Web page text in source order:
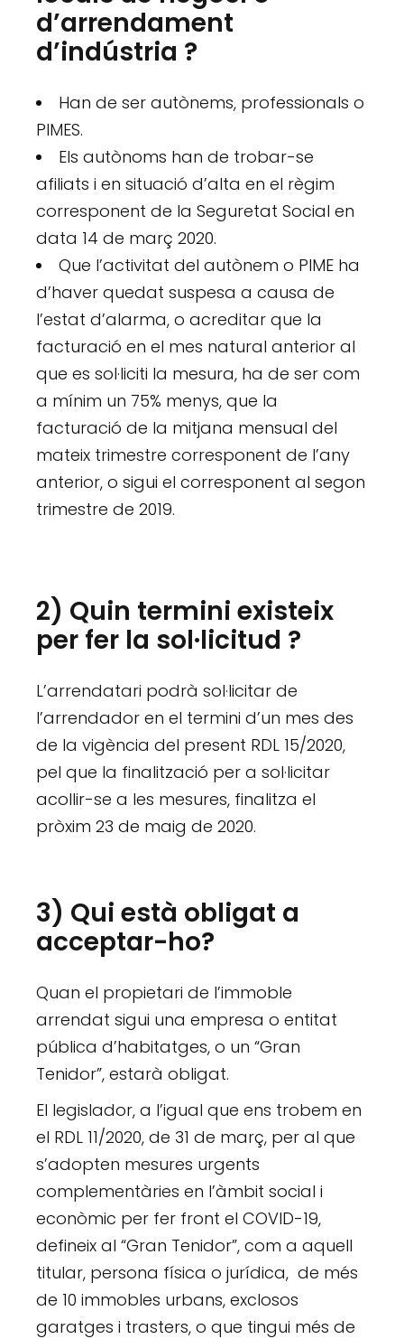
d’arrendament
d’indústria ?
Han de ser autònems, professionals o
PIMES.
Els autònoms han de trobar-se
afiliats i en situació d’alta en el règim
corresponent de la Seguretat Social en
data 14 de març 2020.
Que l’activitat del autònem o PIME ha
d’haver quedat suspesa a causa de
l’estat d’alarma, o acreditar que la
facturació en el mes natural anterior al
que es sol·liciti la mesura, ha de ser com
a mínim un 75% menys, que la
facturació de la mitjana mensual del
mateix trimestre corresponent de l’any
anterior, o sigui el corresponent al segon
trimestre de 2019.
2) Quin termini existeix
per fer la sol·licitud ?
L’arrendatari podrà sol·licitar de
l’arrendador en el termini d’un mes des
de la vigència del present RDL 15/2020,
pel que la finalització per a sol·licitar
acollir-se a les mesures, finalitza el
pròxim 23 de maig de 2020.
3) Qui està obligat a
acceptar-ho?
Quan el propietari de l’immoble
arrendat sigui una empresa o entitat
pública d’habitatges, o un “Gran
Tenidor”, estarà obligat.
El legislador, a l’igual que ens trobem en
el RDL 11/2020, de 31 de març, per al que
s’adopten mesures urgents
complementàries en l’àmbit social i
econòmic per fer front el COVID-19,
defineix al “Gran Tenidor”, com a aquell
titular, persona física o jurídica, de més
de 10 immobles urbans, exclosos
garatges i trasters, o que tingui més de